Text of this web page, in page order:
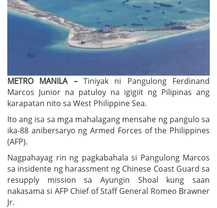
METRO MANILA – Tiniyak ni Pangulong Ferdinand
Marcos Junior na patuloy na igigiit ng Pilipinas ang
karapatan nito sa West Philippine Sea.
Ito ang isa sa mga mahalagang mensahe ng pangulo sa
ika-88 anibersaryo ng Armed Forces of the Philippines
(AFP).
Nagpahayag rin ng pagkabahala si Pangulong Marcos
sa insidente ng harassment ng Chinese Coast Guard sa
resupply mission sa Ayungin Shoal kung saan
nakasama si AFP Chief of Staff General Romeo Brawner
Jr.